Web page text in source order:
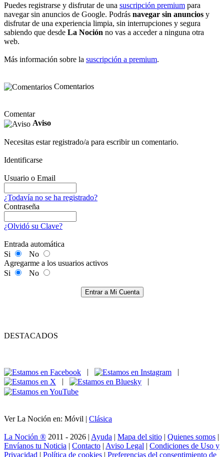
Puedes registrarse y disfrutar de una suscripción premium para
navegar sin anuncios de Google. Podrás navegar sin anuncios y
disfrutar de una experiencia limpia, sin interrupciones y segura
sabiendo que desde La Noción no vas a acceder a ninguna otra
web.
Más información sobre la suscripción a premium.
Comentarios
Comentar
Aviso
Necesitas estar registrado/a para escribir un comentario.
Identificarse
Usuario o Email
¿Todavía no se ha registrado?
Contraseña
¿Olvidó su Clave?
Entrada automática
Si
No
Agregarme a los usuarios activos
Si
No
Entrar a Mi Cuenta
DESTACADOS
|
|
|
|
Ver La Noción en: Móvil | Clásica
La Noción ® 2011 - 2026 | Ayuda | Mapa del sitio | Quienes somos |
Envíanos tu Noticia | Contacto | Aviso Legal | Condiciones de Uso y
Privacidad | Política de cookies | Preferencias del consentimiento de